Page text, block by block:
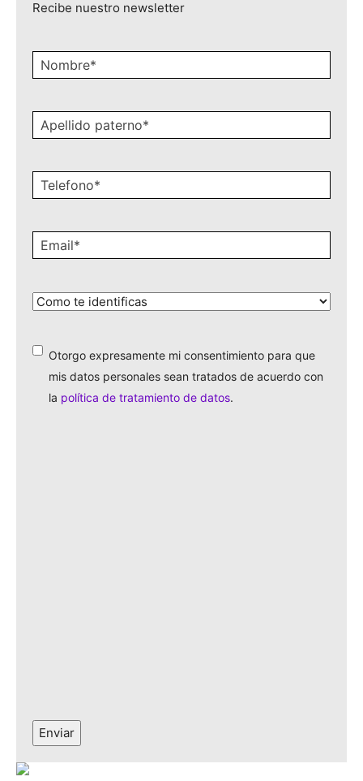
Recibe nuestro newsletter
Nombre*
Apellido
paterno*
Celular*
Email*
¿Cómo
identificas?
*
Otorgo expresamente mi consentimiento para que
mis datos personales sean tratados de acuerdo con
la política de tratamiento de datos.
Enviar